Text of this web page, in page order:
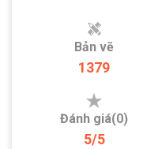
Bản vẽ
1379
Đánh giá(0)
5/5